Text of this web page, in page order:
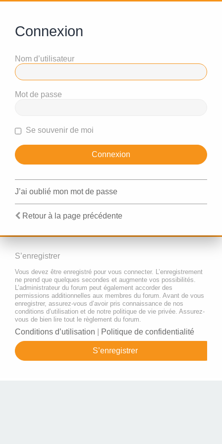
Connexion
Nom d’utilisateur
Mot de passe
Se souvenir de moi
J’ai oublié mon mot de passe
Retour à la page précédente
S’enregistrer
Vous devez être enregistré pour vous connecter. L’enregistrement
ne prend que quelques secondes et augmente vos possibilités.
L’administrateur du forum peut également accorder des
permissions additionnelles aux membres du forum. Avant de vous
enregistrer, assurez-vous d’avoir pris connaissance de nos
conditions d’utilisation et de notre politique de vie privée. Assurez-
vous de bien lire tout le règlement du forum.
Conditions d’utilisation Politique de confidentialité
S’enregistrer